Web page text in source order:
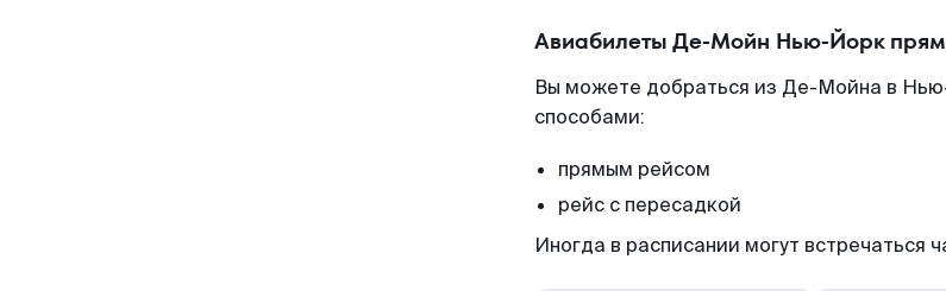
Авиабилеты Де-Мойн Нью-Йорк
Вы можете добраться из Де-Мойна в
способами:
прямым рейсом
рейс с пересадкой
Иногда в расписании могут встречаться